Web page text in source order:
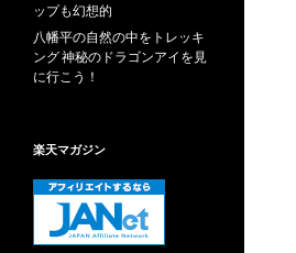
ップも幻想的
八幡平の自然の中をトレッキ
ング 神秘のドラゴンアイを見
に行こう！
楽天マガジン